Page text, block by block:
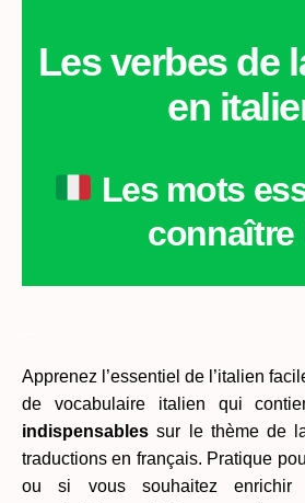
Les verbes de
en
Les mots
connaître
Apprenez l’essentiel de l’italien
de vocabulaire italien qui
indispensables sur le thème de
traductions en français. Pratique
ou si vous souhaitez enrichir